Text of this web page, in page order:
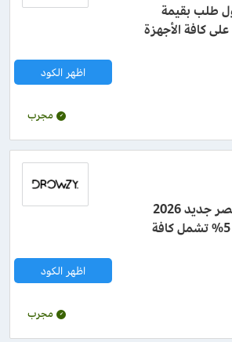
طلب بقيمة
على كافة الأجهزة
اظهر الكود
مجرب
كود خصم دروزي مصر جديد 2026
بقيمة تخفيض حتى 5% تشمل كافة
اظهر الكود
مجرب